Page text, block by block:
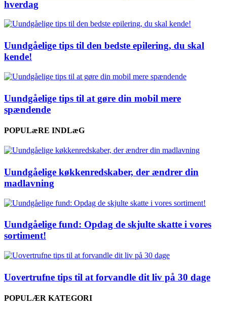
hverdag
Uundgåelige tips til den bedste epilering, du skal
kende!
Uundgåelige tips til at gøre din mobil mere
spændende
POPULæRE INDLæG
Uundgåelige køkkenredskaber, der ændrer din
madlavning
Uundgåelige fund: Opdag de skjulte skatte i vores
sortiment!
Uovertrufne tips til at forvandle dit liv på 30 dage
POPULÆR KATEGORI